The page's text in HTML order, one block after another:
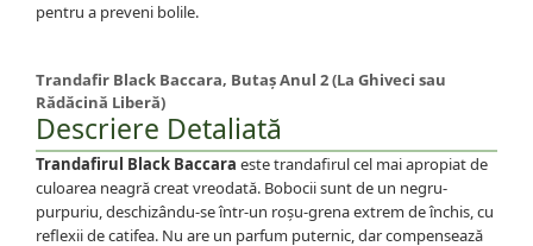
pentru a preveni bolile.
Trandafir Black Baccara, Butaș Anul 2 (La Ghiveci sau
Rădăcină Liberă)
Descriere Detaliată
Trandafirul Black Baccara este trandafirul cel mai apropiat de
culoarea neagră creat vreodată. Bobocii sunt de un negru-
purpuriu, deschizându-se într-un roșu-grena extrem de închis, cu
reflexii de catifea. Nu are un parfum puternic, dar compensează